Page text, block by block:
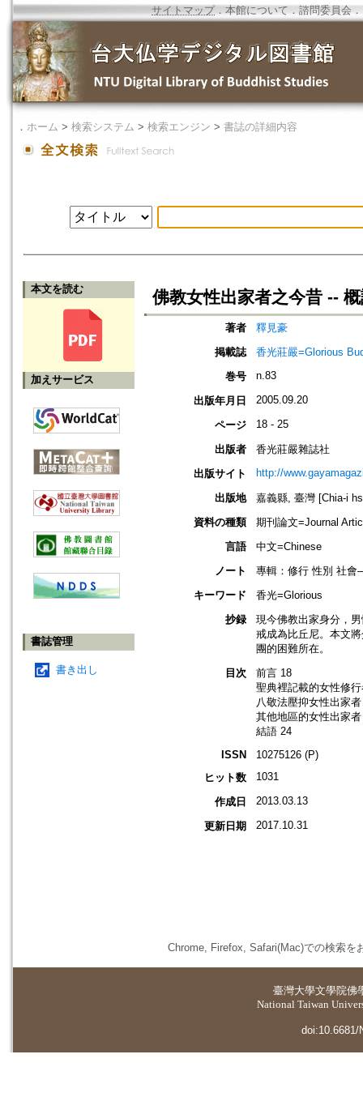
サイトマップ．本館について ． 諮問委員会 ．
． ホーム > 検索システム > 検索エンジン > 書誌の詳細内容
本文を読む
加えサービス
書誌管理
書き出し
佛教女性出家者之今昔 --
著者
釋見豪
掲載誌
香光莊嚴=Glorious
巻号
n.83
出版年月日 2005.09.20
ページ 18 - 25
出版者
香光莊嚴雜誌社
出版サイト
http://
出版地
嘉義縣, 臺灣 [Chia-i
資料の種類
期刊論文=Journal
言語
中文=Chinese
ノート
專輯：修行 性別 社
キーワード
香光=Glorious
抄録
現今佛教出家身分，
戒成為比丘尼。本文
團的困難所在。
目次
前言 18
聖典裡記載的女性修
八敬法壓抑女性出家
其他地區的女性出家
結語 24
ISSN
10275126 (P)
ヒット数
1031
作成日 2013.03.13
更新日期 2017.10.31
Chrome, Firefox, Safari(Mac)での検索を
臺灣大學文學院佛
National Taiwan
doi:10.6681/